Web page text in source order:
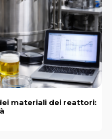
materiali dei reattori: